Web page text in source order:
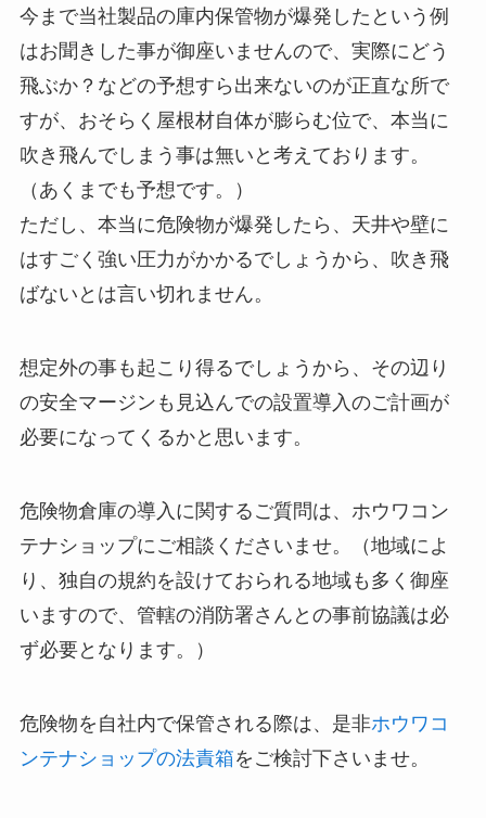
今まで当社製品の庫内保管物が爆発したという例
はお聞きした事が御座いませんので、実際にどう
飛ぶか？などの予想すら出来ないのが正直な所で
すが、おそらく屋根材自体が膨らむ位で、本当に
吹き飛んでしまう事は無いと考えております。
（あくまでも予想です。）
ただし、本当に危険物が爆発したら、天井や壁に
はすごく強い圧力がかかるでしょうから、吹き飛
ばないとは言い切れません。
想定外の事も起こり得るでしょうから、その辺り
の安全マージンも見込んでの設置導入のご計画が
必要になってくるかと思います。
危険物倉庫の導入に関するご質問は、ホウワコン
テナショップにご相談くださいませ。（地域によ
り、独自の規約を設けておられる地域も多く御座
いますので、管轄の消防署さんとの事前協議は必
ず必要となります。）
危険物を自社内で保管される際は、是非ホウワコ
ンテナショップの法責箱をご検討下さいませ。